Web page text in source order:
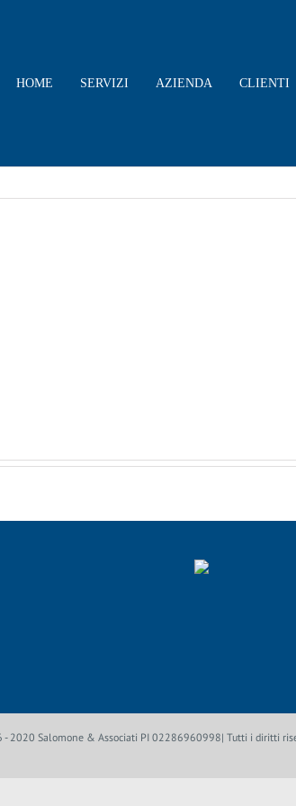
HOME SERVIZI AZIENDA CLIENTI
- 2020 Salomone & Associati PI 02286960998| Tutti i diritti